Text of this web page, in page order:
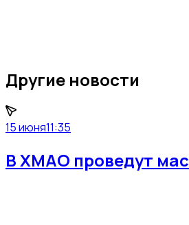
Другие новости
15 июня11:35
В ХМАО проведут